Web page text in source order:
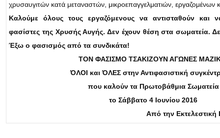
χρυσαυγιτών κατά μεταναστών, μικροεπαγγελματιών, εργαζομένων
Καλούμε όλους τους εργαζόμενους να αντισταθούν και
φασίστες της Χρυσής Αυγής. Δεν έχουν θέση στα σωματεία.
Έξω ο φασισμός από τα συνδικάτα!
ΤΟΝ ΦΑΣΙΣΜΟ ΤΣΑΚΙΖΟΥΝ ΑΓΩΝΕΣ
ΌΛΟΙ και ΌΛΕΣ στην Αντιφασιστική
που καλούν τα Πρωτοβάθμια Σωματεία
το Σάββατο 4 Ιουνίου 2016
Από την